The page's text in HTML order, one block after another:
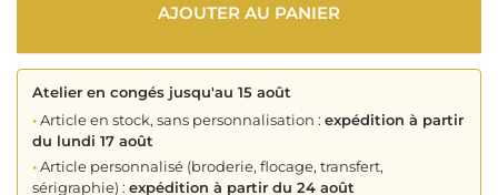
AJOUTER AU PANIER
Atelier en congés jusqu'au 15 août
•Article en stock, sans personnalisation : expédition à partir
du lundi 17 août
•Article personnalisé (broderie, flocage, transfert,
sérigraphie) : expédition à partir du 24 août